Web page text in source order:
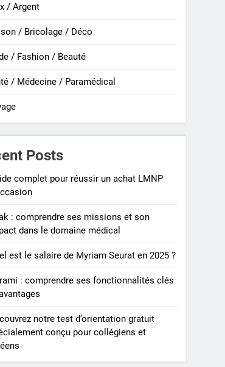
/ Argent
/ Bricolage / Déco
/ Fashion / Beauté
/ Médecine / Paramédical
Posts
complet pour réussir un achat LMNP
: comprendre ses missions et son
dans le domaine médical
est le salaire de Myriam Seurat en 2025 ?
: comprendre ses fonctionnalités clés
notre test d’orientation gratuit
conçu pour collégiens et